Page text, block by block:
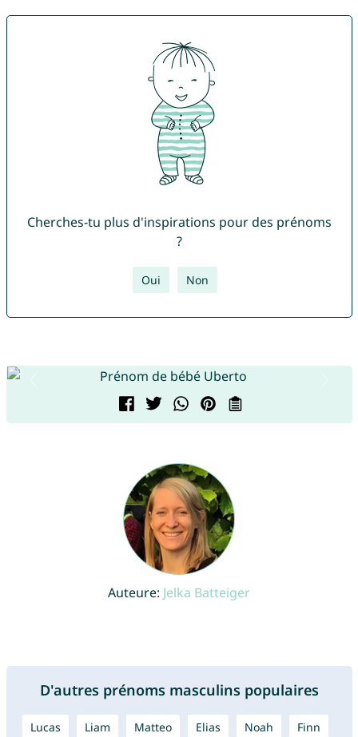
Cherches-tu plus d'inspirations pour des prénoms
?
Oui Non
Auteure: Jelka Batteiger
D'autres prénoms masculins populaires
Lucas Liam Matteo Elias Noah Finn